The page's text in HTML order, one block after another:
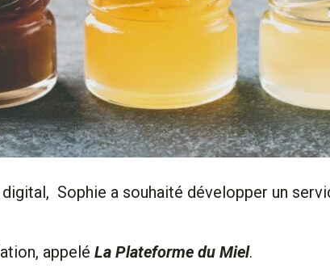
Sophie a souhaité développer un
appelé La Plateforme du Miel.